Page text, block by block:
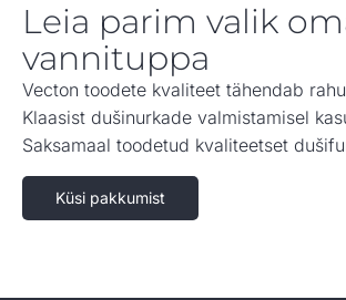
Leia parim valik
vannituppa
Vecton toodete kvaliteet tähendab
Klaasist dušinurkade valmistamisel
Saksamaal toodetud kvaliteetset
Küsi pakkumist